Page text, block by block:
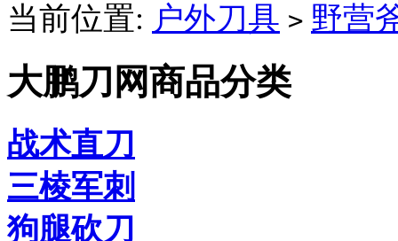
当前位置: 户外刀具 > 野营
大鹏刀网商品分类
战术直刀
三棱军刺
狗腿砍刀